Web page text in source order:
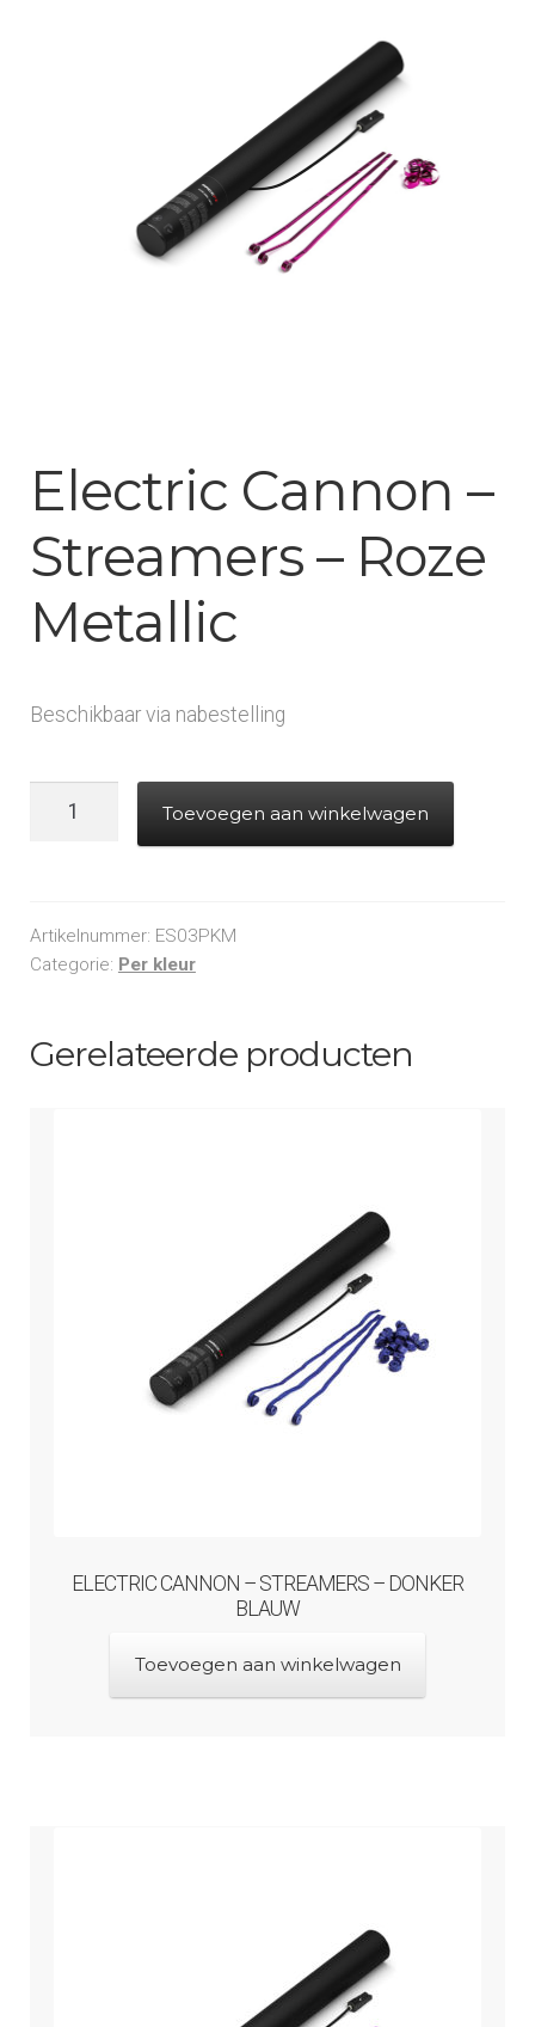
Electric Cannon –
Streamers – Roze
Metallic
Beschikbaar via nabestelling
-
Roze
Toevoegen aan winkelwagen
Artikelnummer: ES03PKM
Categorie: Per kleur
Gerelateerde producten
ELECTRIC CANNON – STREAMERS – DONKER
BLAUW
Toevoegen aan winkelwagen